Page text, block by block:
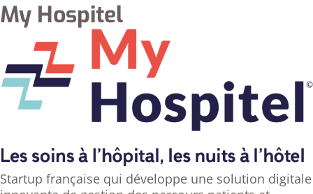
My Hospitel
Startup française qui développe une solution digitale